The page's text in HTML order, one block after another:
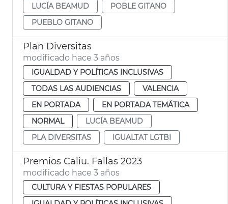
LUCÍA BEAMUD
POBLE GITANO
PUEBLO GITANO
Plan Diversitas
modificado hace 3 años
IGUALDAD Y POLÍTICAS INCLUSIVAS
TODAS LAS AUDIENCIAS
VALENCIA
EN PORTADA
EN PORTADA TEMÁTICA
NORMAL
LUCÍA BEAMUD
PLA DIVERSITAS
IGUALTAT LGTBI
Premios Caliu. Fallas 2023
modificado hace 3 años
CULTURA Y FIESTAS POPULARES